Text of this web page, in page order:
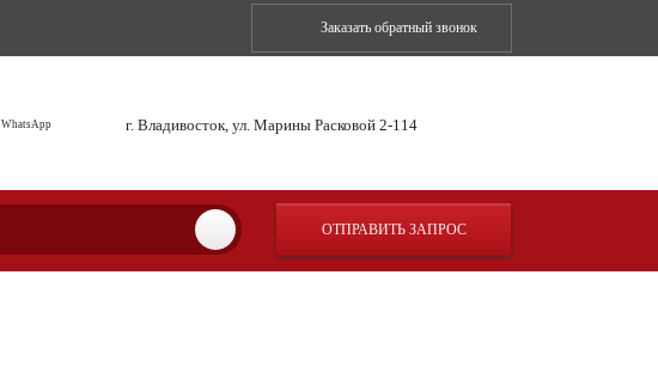
Заказать обратный звонок
WhatsApp г. Владивосток, ул. Марины Расковой 2-114
ОТПРАВИТЬ ЗАПРОС